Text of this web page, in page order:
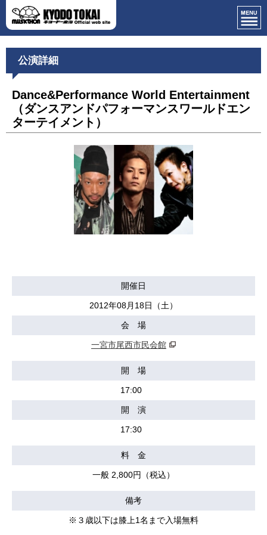
公演詳細
Dance&Performance World Entertainment
（ダンスアンドパフォーマンスワールドエン
ターテイメント）
開催日
2012年08月18日（土）
会 場
一宮市尾西市民会館
開 場
17:00
開 演
17:30
料 金
一般 2,800円（税込）
備考
※３歳以下は膝上1名まで入場無料